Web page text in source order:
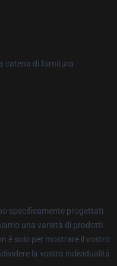
catena di fornitura
specificamente progettati
una varietà di prodotti
è solo per mostrare il vostro
la vostra individualità